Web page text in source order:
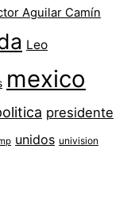
Aguilar Camín
Leo
mexico
presidente
unidos univision